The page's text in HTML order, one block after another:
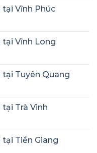
Vĩnh Phúc
tại Vĩnh Long
Tuyên Quang
Trà Vinh
Tiền Giang